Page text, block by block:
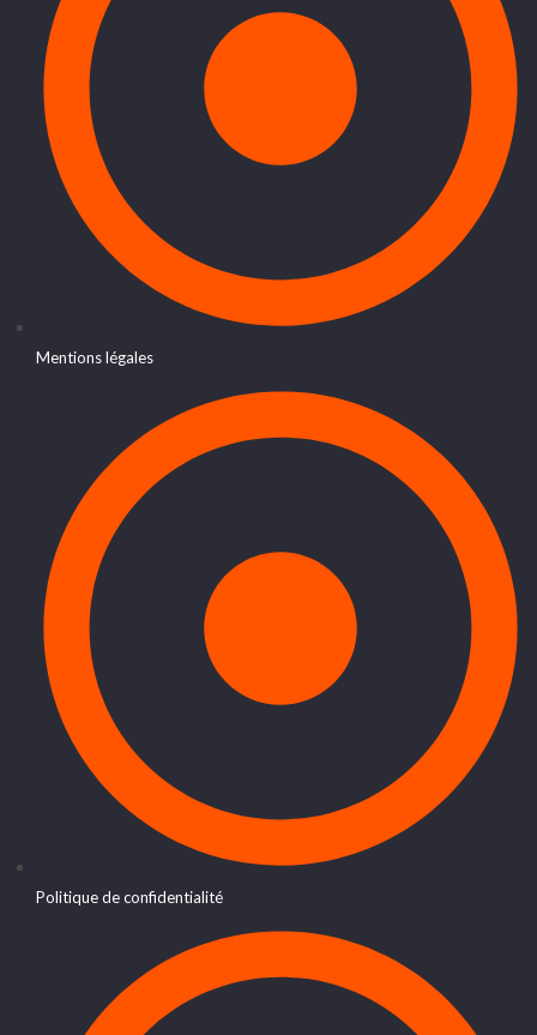
Mentions légales
Politique de confidentialité